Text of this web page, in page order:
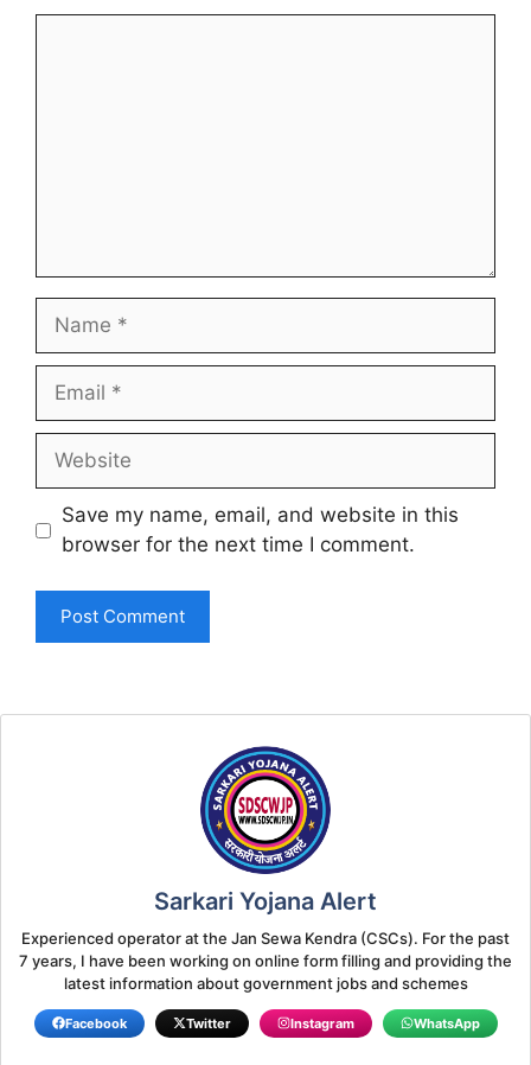
Name
Email
Website
Save my name, email, and website in this
browser for the next time I comment.
Sarkari Yojana Alert
Experienced operator at the Jan Sewa Kendra (CSCs). For the past
7 years, I have been working on online form filling and providing the
latest information about government jobs and schemes
Facebook Twitter Instagram WhatsApp